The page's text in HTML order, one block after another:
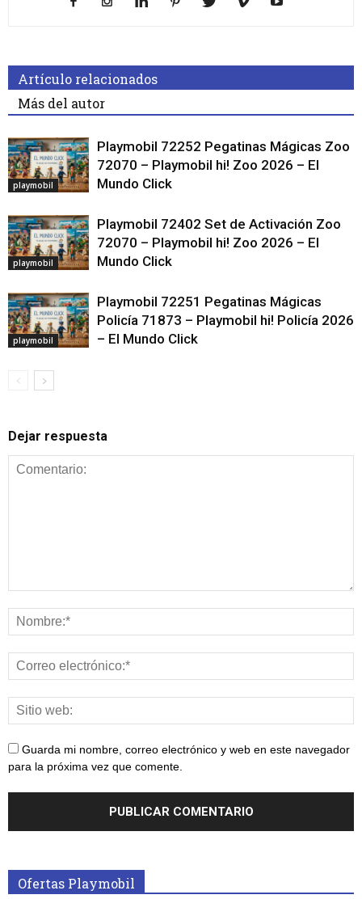
Artículo relacionados
Más del autor
playmobil
Playmobil 72252 Pegatinas Mágicas Zoo
72070 – Playmobil hi! Zoo 2026 – El
Mundo Click
playmobil
Playmobil 72402 Set de Activación Zoo
72070 – Playmobil hi! Zoo 2026 – El
Mundo Click
playmobil
Playmobil 72251 Pegatinas Mágicas
Policía 71873 – Playmobil hi! Policía 2026
– El Mundo Click
Dejar respuesta
Guarda mi nombre, correo electrónico y web en este navegador
para la próxima vez que comente.
Ofertas Playmobil